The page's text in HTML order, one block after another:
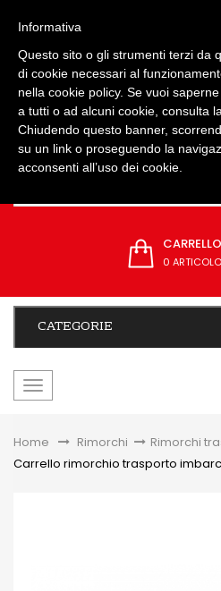
0 ARTICOLO
CATEGORIE
navigazione
Home &gt;Rimorchi > Rimorchi
Carrello rimorchio trasporto
Informativa
Questo sito o gli strumenti terzi da
di cookie necessari al
nella cookie policy. Se vuoi
a tutti o ad alcuni cookie, consulta la
Chiudendo questo banner,
su un link o proseguendo la
acconsenti all’uso dei cookie.